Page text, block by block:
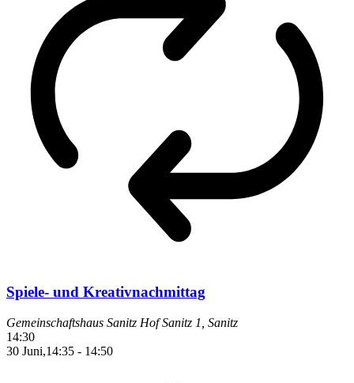
Spiele- und Kreativnachmittag
Gemeinschaftshaus Sanitz Hof Sanitz 1, Sanitz
14:30
30 Juni,14:35 - 14:50